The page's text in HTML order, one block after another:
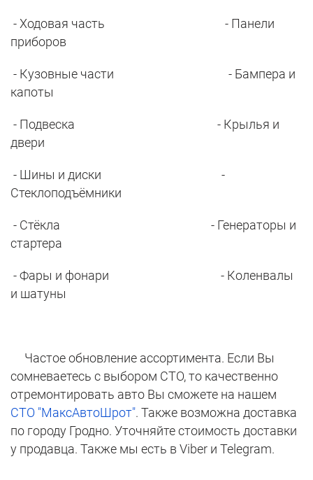
- Ходовая часть - Панели
приборов
- Кузовные части - Бампера и
капоты
- Подвеска - Крылья и
двери
- Шины и диски -
Стеклоподъёмники
- Стёкла - Генераторы и
стартера
- Фары и фонари - Коленвалы
и шатуны
Частое обновление ассортимента. Если Вы
сомневаетесь с выбором СТО, то качественно
отремонтировать авто Вы сможете на нашем
СТО "МаксАвтоШрот". Также возможна доставка
по городу Гродно. Уточняйте стоимость доставки
у продавца. Также мы есть в Viber и Telegram.